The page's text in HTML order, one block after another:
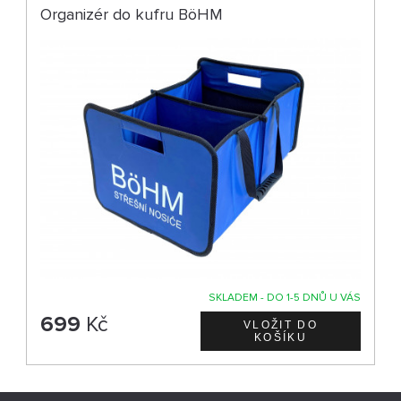
Organizér do kufru BöHM
SKLADEM - DO 1-5 DNŮ U VÁS
699 Kč